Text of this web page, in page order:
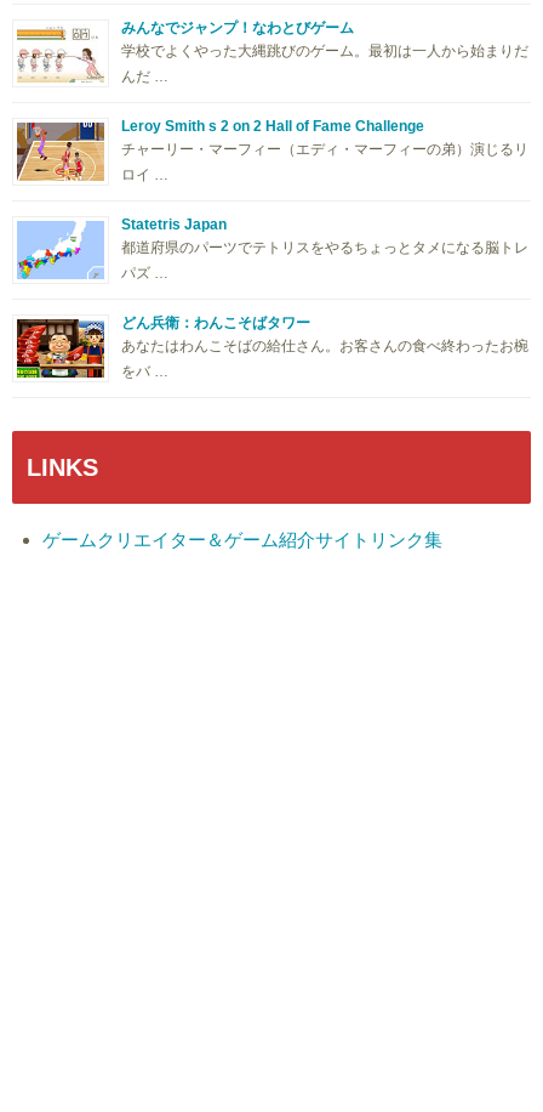
みんなでジャンプ！なわとびゲーム
学校でよくやった大縄跳びのゲーム。最初は一人から始まりだ
んだ …
Leroy Smith s 2 on 2 Hall of Fame Challenge
チャーリー・マーフィー（エディ・マーフィーの弟）演じるリ
ロイ …
Statetris Japan
都道府県のパーツでテトリスをやるちょっとタメになる脳トレ
パズ …
どん兵衛：わんこそばタワー
あなたはわんこそばの給仕さん。お客さんの食べ終わったお椀
をバ …
LINKS
ゲームクリエイター＆ゲーム紹介サイトリンク集